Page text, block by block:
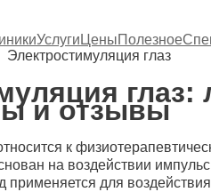
Услуги ЦеныПолезное
Электростимуляция глаз
глаз:
и отзывы
к
на воздействии
применяется для